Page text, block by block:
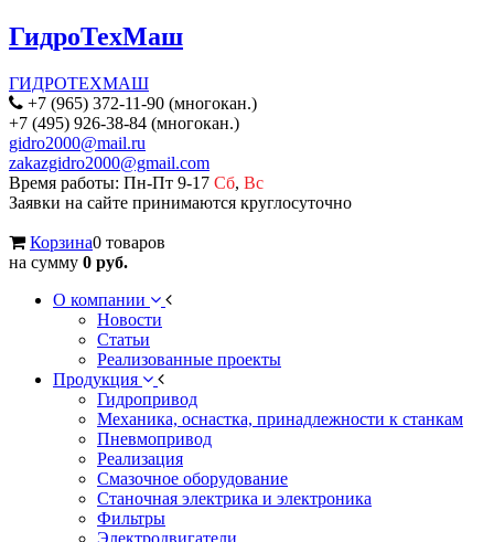
ГидроТехМаш
ГИДРОТЕХМАШ
+7 (965) 372-11-90 (многокан.)
+7 (495) 926-38-84 (многокан.)
gidro2000@mail.ru
zakazgidro2000@gmail.com
Время работы: Пн-Пт 9-17 Сб, Вс
Заявки на сайте принимаются круглосуточно
Корзина0 товаров
на сумму 0 руб.
О компании
Новости
Статьи
Реализованные проекты
Продукция
Гидропривод
Механика, оснастка, принадлежности к станкам
Пневмопривод
Реализация
Смазочное оборудование
Станочная электрика и электроника
Фильтры
Электродвигатели